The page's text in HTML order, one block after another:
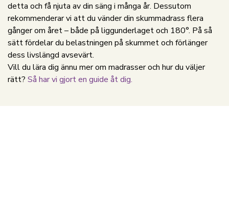
detta och få njuta av din säng i många år. Dessutom
rekommenderar vi att du vänder din skummadrass flera
gånger om året – både på liggunderlaget och 180°. På så
sätt fördelar du belastningen på skummet och förlänger
dess livslängd avsevärt.
Vill du lära dig ännu mer om madrasser och hur du väljer
rätt? Så har vi gjort en guide åt dig.